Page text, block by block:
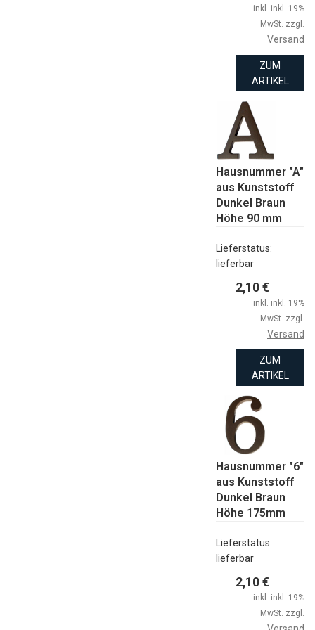
inkl. inkl. 19%
MwSt. zzgl.
Versand
ZUM
ARTIKEL
Hausnummer "A"
aus Kunststoff
Dunkel Braun
Höhe 90 mm
Lieferstatus:
lieferbar
2,10 €
inkl. inkl. 19%
MwSt. zzgl.
Versand
ZUM
ARTIKEL
Hausnummer "6"
aus Kunststoff
Dunkel Braun
Höhe 175mm
Lieferstatus:
lieferbar
2,10 €
inkl. inkl. 19%
MwSt. zzgl.